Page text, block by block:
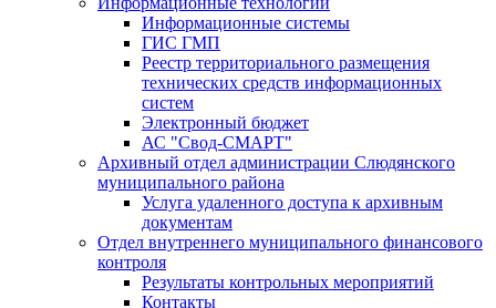
Информационные системы
ГИС ГМП
Реестр территориального размещения
технических средств информационных
систем
Электронный бюджет
АС "Свод-СМАРТ"
Архивный отдел администрации Слюдянского
муниципального района
Услуга удаленного доступа к архивным
документам
Отдел внутреннего муниципального финансового
контроля
Результаты контрольных мероприятий
Контакты